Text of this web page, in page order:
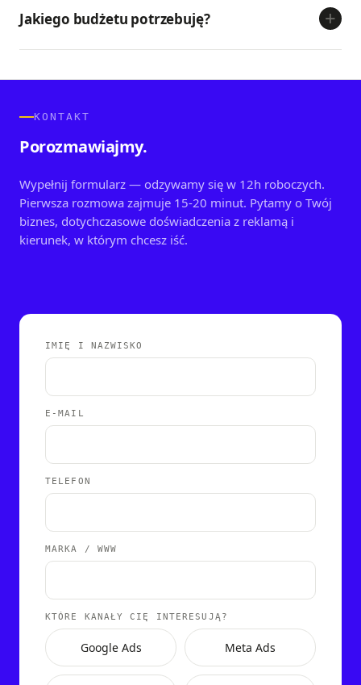
Jakiego budżetu potrzebuję? +
KONTAKT
Porozmawiajmy.
Wypełnij formularz — odzywamy się w 12h roboczych.
Pierwsza rozmowa zajmuje 15-20 minut. Pytamy o Twój
biznes, dotychczasowe doświadczenia z reklamą i
kierunek, w którym chcesz iść.
IMIĘ I NAZWISKO
E-MAIL
TELEFON
MARKA / WWW
KTÓRE KANAŁY CIĘ INTERESUJĄ?
Google Ads Meta Ads